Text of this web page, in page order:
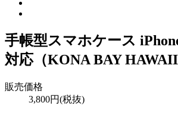
手帳型スマホケース
対応（KONA BAY HAWAII/
販売価格
3,800円(税抜)